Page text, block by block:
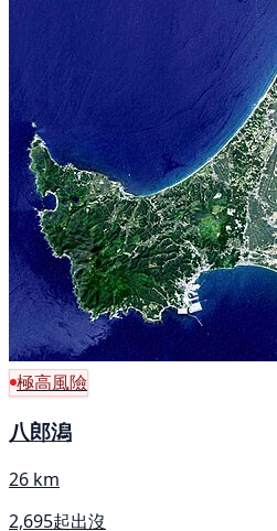
極高風險
八郎潟
26 km
2,695起出沒